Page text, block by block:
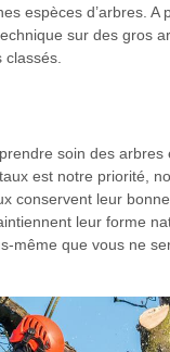
espèces d’arbres. A
sur des gros
classés.
soin des arbres
est notre priorité,
conservent leur
leur forme
même que vous ne